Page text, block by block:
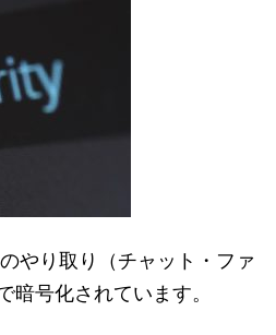
やり取り（チャット・ファ
暗号化されています。